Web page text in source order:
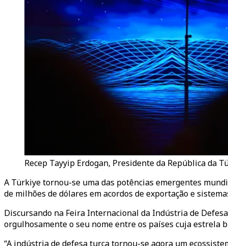
Recep Tayyip Erdogan, Presidente da República da
A Türkiye tornou-se uma das potências emergentes
de milhões de dólares em acordos de exportação e
Discursando na Feira Internacional da Indústria de
orgulhosamente o seu nome entre os países cuja estrela
“A indústria de defesa turca tornou-se agora um